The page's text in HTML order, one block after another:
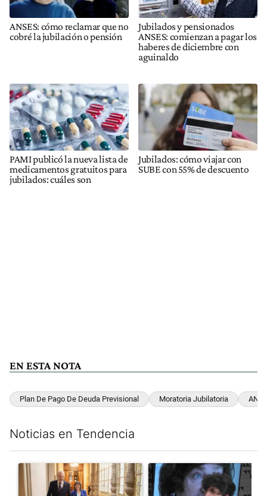
ANSES: cómo reclamar que no
cobré la jubilación o pensión
Jubilados y pensionados
ANSES: comienzan a pagar los
haberes de diciembre con
aguinaldo
PAMI publicó la nueva lista de
medicamentos gratuitos para
jubilados: cuáles son
Jubilados: cómo viajar con
SUBE con 55% de descuento
EN ESTA NOTA
Plan De Pago De Deuda Previsional Moratoria Jubilatoria
Noticias en Tendencia
Un artículo de tendencia con el título "El Gobierno cedió en
Un artículo de tendencia con